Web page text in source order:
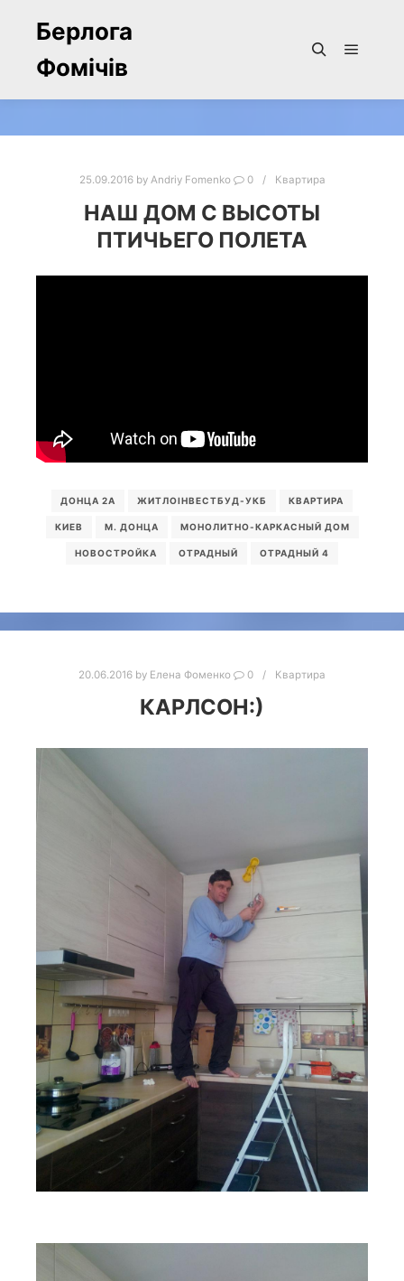
Берлога
Фомічів
25.09.2016by Andriy Fomenko 0 Квартира
НАШ ДОМ С ВЫСОТЫ
ПТИЧЬЕГО ПОЛЕТА
ДОНЦА 2А ЖИТЛОІНВЕСТБУД-УКБ КВАРТИРА
КИЕВ М. ДОНЦА МОНОЛИТНО-КАРКАСНЫЙ ДОМ
НОВОСТРОЙКА ОТРАДНЫЙ ОТРАДНЫЙ 4
20.06.2016 by Елена Фоменко 0 Квартира
КАРЛСОН:)